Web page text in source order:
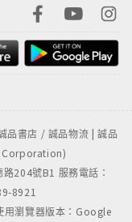
書店 / 誠品物流 | 誠品
Corporation)
204號B1 服務電話：
8921
用瀏覽器版本：Google